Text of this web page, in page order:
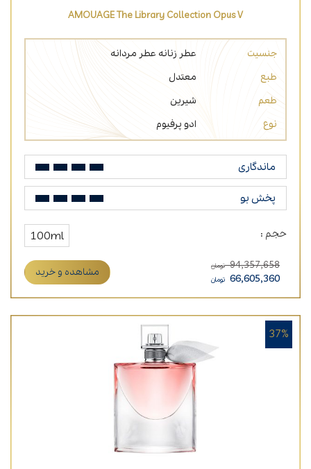
AMOUAGE The Library Collection Opus V
جنسیت عطر زنانه عطر مردانه
طبع
معتدل
طعم
شیرین
نوع
ادو پرفیوم
ماندگاری
پخش بو
حجم : 100ml
94,357,658 تومان
66,605,360 تومان
مشاهده و خرید
37%